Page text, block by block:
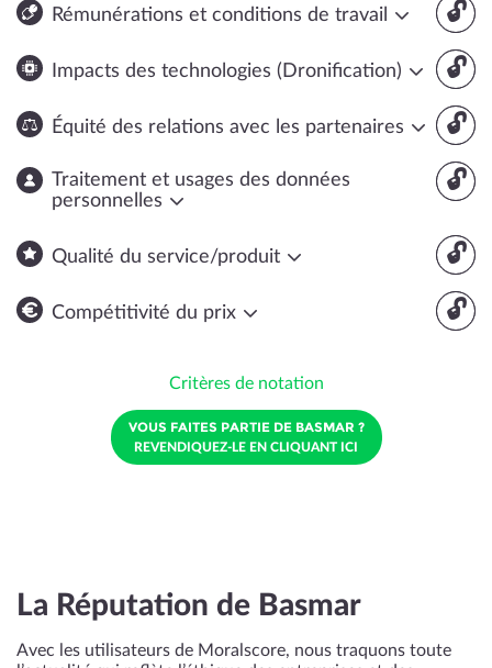
🔓
Rémunérations et conditions de travail
🔓
Impacts des technologies (Dronification)
🔓
Équité des relations avec les partenaires
🔓
Traitement et usages des données
personnelles
🔓
Qualité du service/produit
🔓
Compétitivité du prix
Critères de notation
VOUS FAITES PARTIE DE BASMAR ?
REVENDIQUEZ-LE EN CLIQUANT ICI
La Réputation de Basmar
Avec les utilisateurs de Moralscore, nous traquons toute